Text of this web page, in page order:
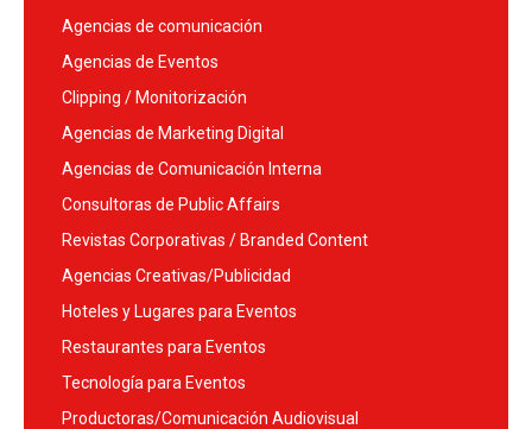
Agencias de comunicación
Agencias de Eventos
Clipping / Monitorización
Agencias de Marketing Digital
Agencias de Comunicación Interna
Consultoras de Public Affairs
Revistas Corporativas / Branded Content
Agencias Creativas/Publicidad
Hoteles y Lugares para Eventos
Restaurantes para Eventos
Tecnología para Eventos
Productoras/Comunicación Audiovisual